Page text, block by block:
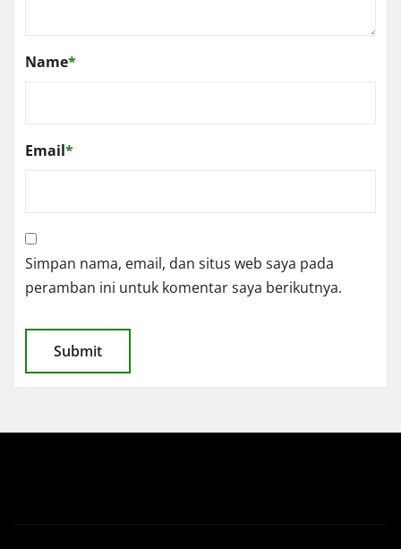
Name*
Email*
Simpan nama, email, dan situs web saya pada
peramban ini untuk komentar saya berikutnya.